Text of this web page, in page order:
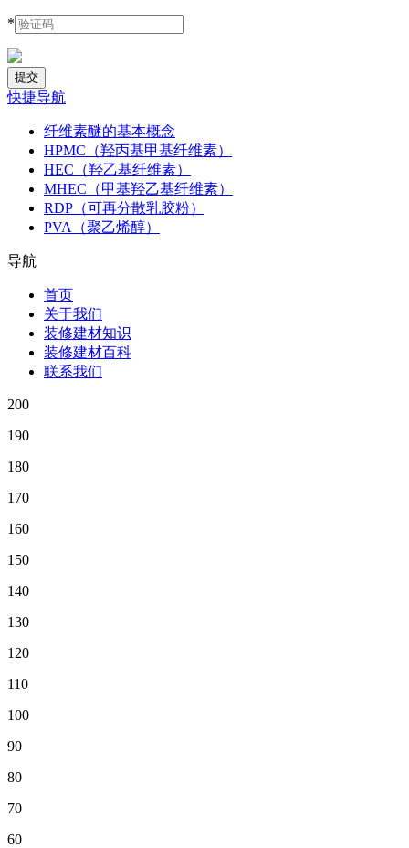
*
快捷导航
纤维素醚的基本概念
HPMC（羟丙基甲基纤维素）
HEC（羟乙基纤维素）
MHEC（甲基羟乙基纤维素）
RDP（可再分散乳胶粉）
PVA（聚乙烯醇）
导航
首页
关于我们
装修建材知识
装修建材百科
联系我们
200
190
180
170
160
150
140
130
120
110
100
90
80
70
60